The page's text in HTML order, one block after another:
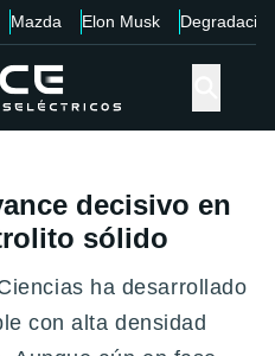
Mazda Elon Musk Degradación
decisivo en
sólido
ha desarrollado
conalta densidad